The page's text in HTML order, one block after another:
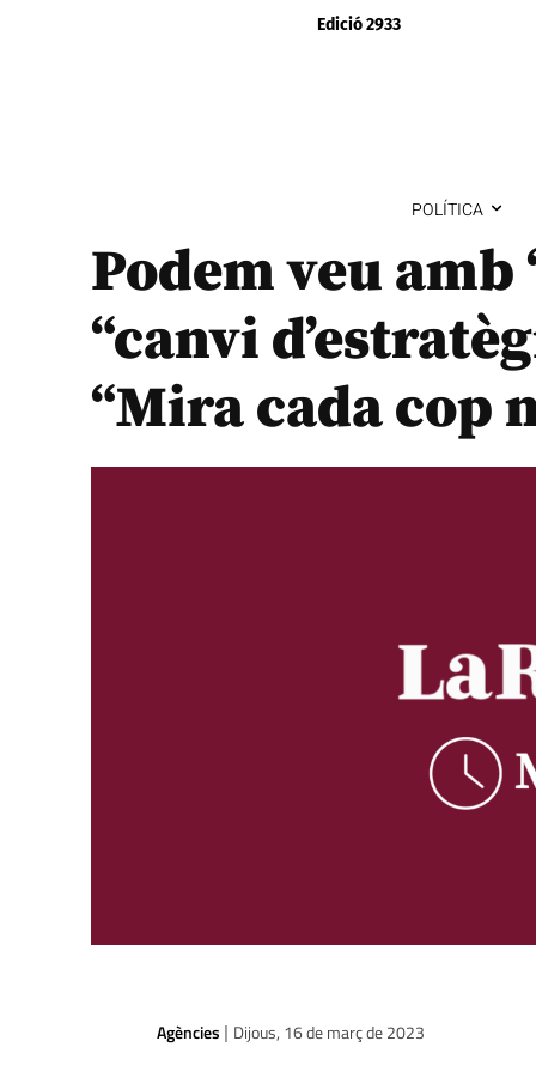
Edició 2933
POLÍTICA
Podem veu
“canvi
“Mira cada cop
Agències | Dijous, 16 de març de 2023